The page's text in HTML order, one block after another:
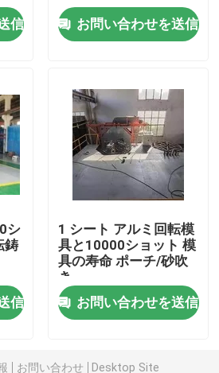
信 お問い合わせを送信
シ
鋳
信
1 シート アルミ回転模
具と10000ショット 模
具の寿命 ポーチ/砂吹
き
お問い合わせを送信
お問い合わせ Desktop Site